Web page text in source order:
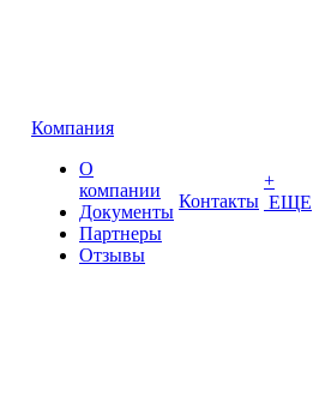
Компания
О
компании
Документы
Партнеры
Отзывы
Контакты
+
ЕЩЕ